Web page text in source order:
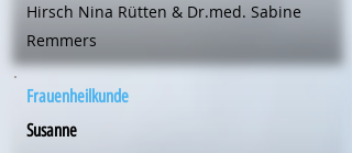
Hirsch Nina Rütten & Dr.med. Sabine
Remmers
Frauenheilkunde
Susanne